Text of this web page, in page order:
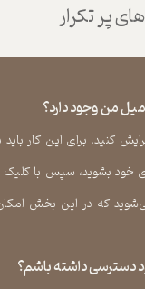
پر تکرار
من وجود دارد؟
کنید. برای این کار باید
خود بشوید، سپس با کلیک
که در این بخش
دسترسی داشته باشم؟